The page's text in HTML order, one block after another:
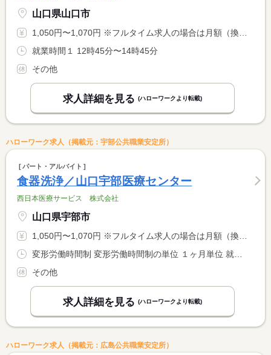
山口県山口市
1,050円〜1,070円 ※フルタイム求人の場合は月額（換算額）、パート求人の場合は時間額を表示しています。
就業時間１ 12時45分〜14時45分
その他
求人詳細を見る (ハローワークより転載)
ハローワーク求人（掲載元：宇部公共職業安定所）
パート・アルバイト
食器洗浄／山口宇部医療センター
西日本医療サービス 株式会社
山口県宇部市
1,050円〜1,070円 ※フルタイム求人の場合は月額（換算額）、パート求人の場合は時間額を表示しています。
その他
求人詳細を見る (ハローワークより転載)
ハローワーク求人（掲載元：広島公共職業安定所）